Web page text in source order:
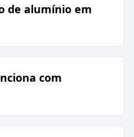
de alumínio em
com